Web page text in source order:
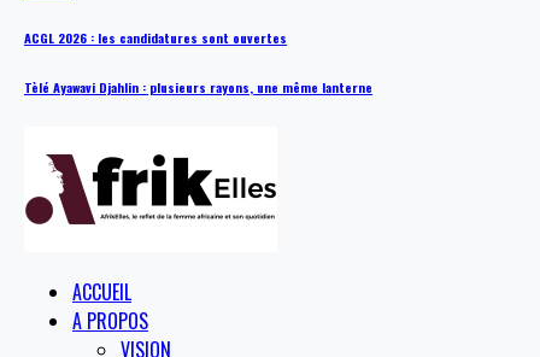
ACGL 2026 : les candidatures sont ouvertes
Tèlé Ayawavi Djahlin : plusieurs rayons, une même lanterne
ACCUEIL
A PROPOS
VISION